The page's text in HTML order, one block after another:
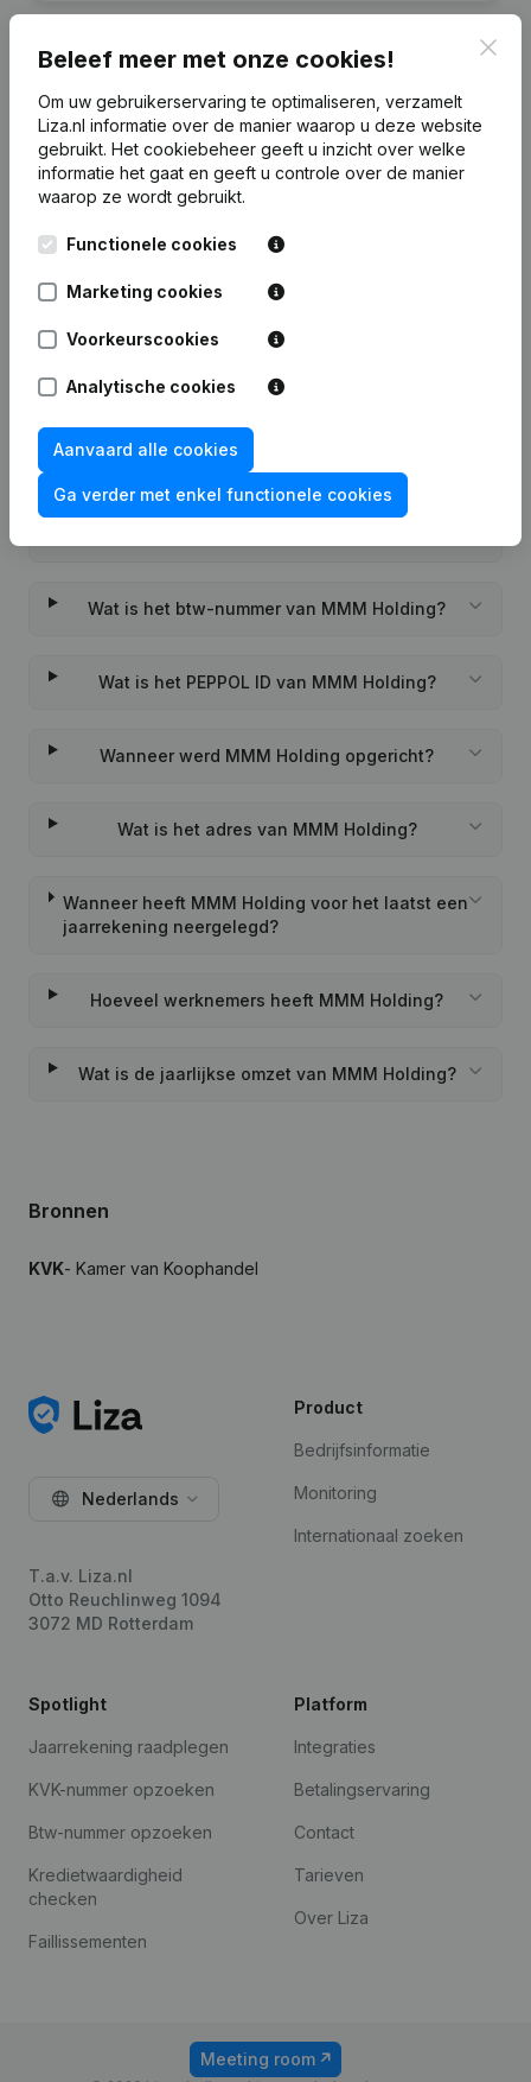
Financiële gegevensvan MMM Holding
2024
Eigen
1.177.628
Personeel
Veelgestelde vragen
Wat is het btw-nummer van MMM Holding?
Wat is het PEPPOL ID van MMM Holding?
Wanneer werd MMM Holding opgericht?
Wat is het adres van MMM Holding?
Wanneer heeft MMM Holding voor het laatst een
jaarrekening neergelegd?
Hoeveel werknemers heeft MMM Holding?
Wat is de jaarlijkse omzet van MMM Holding?
Bronnen
KVK- Kamer van Koophandel
Beleef meer met onze cookies!
Om uw gebruikerservaring te optimaliseren, verzamelt
Liza.nl informatie over de manier waarop u deze website
gebruikt. Het cookiebeheer geeft u inzicht over welke
informatie het gaat en geeft u controle over de manier
waarop ze wordt gebruikt.
Functionele cookies
Marketing cookies
Voorkeurscookies
Analytische cookies
Aanvaard alle cookies
Ga verder met enkel functionele cookies
Nederlands
T.a.v. Liza.nl
Otto Reuchlinweg 1094
3072 MD Rotterdam
Product
Bedrijfsinformatie
Monitoring
Internationaal zoeken
Spotlight
Jaarrekening raadplegen
KVK-nummer opzoeken
Btw-nummer opzoeken
Kredietwaardigheid
checken
Faillissementen
Platform
Integraties
Betalingservaring
Contact
Tarieven
Over Liza
Meeting room